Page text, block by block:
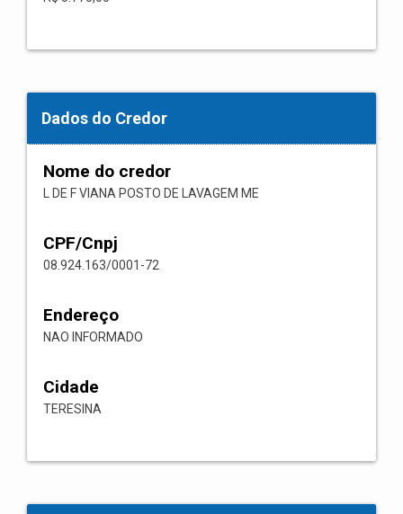
Dados do Credor
Nome do credor
L DE F VIANA POSTO DE LAVAGEM ME
CPF/Cnpj
08.924.163/0001-72
Endereço
NAO INFORMADO
Cidade
TERESINA